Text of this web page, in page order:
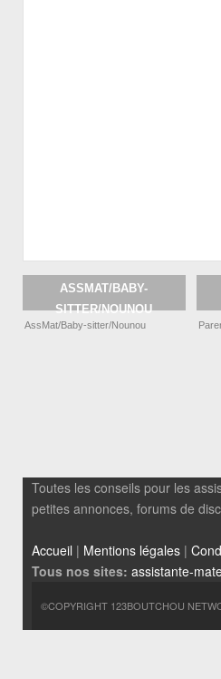
ASSMAT/BABY-
SITTER/NOUNOU
AssMat/Baby-sitter/Nounou
Toutes les conseils pour les
petites annonces, forums de
Accueil | Mentions légales |
Tous nos sites: assistante-
©COPYRIGHT 123BOUTCHOU